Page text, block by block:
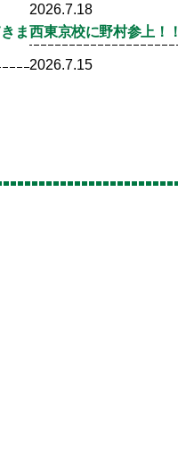
2026.7.18
ま西東京校に野村参上！！
2026.7.15